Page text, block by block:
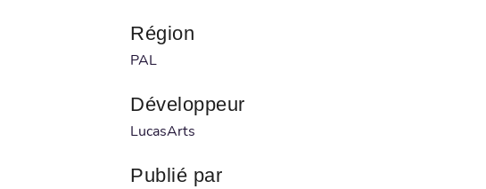
Région
PAL
Développeur
LucasArts
Publié par